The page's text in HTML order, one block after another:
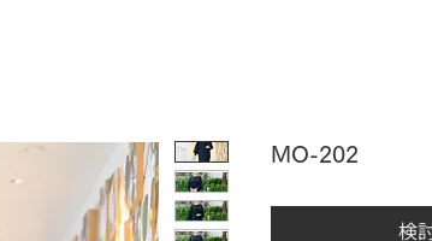
MO-202
検